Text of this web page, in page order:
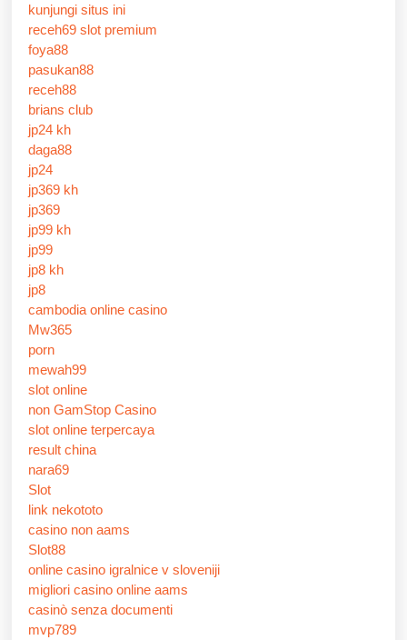
kunjungi situs ini
receh69 slot premium
foya88
pasukan88
receh88
brians club
jp24 kh
daga88
jp24
jp369 kh
jp369
jp99 kh
jp99
jp8 kh
jp8
cambodia online casino
Mw365
porn
mewah99
slot online
non GamStop Casino
slot online terpercaya
result china
nara69
Slot
link nekototo
casino non aams
Slot88
online casino igralnice v sloveniji
migliori casino online aams
casinò senza documenti
mvp789